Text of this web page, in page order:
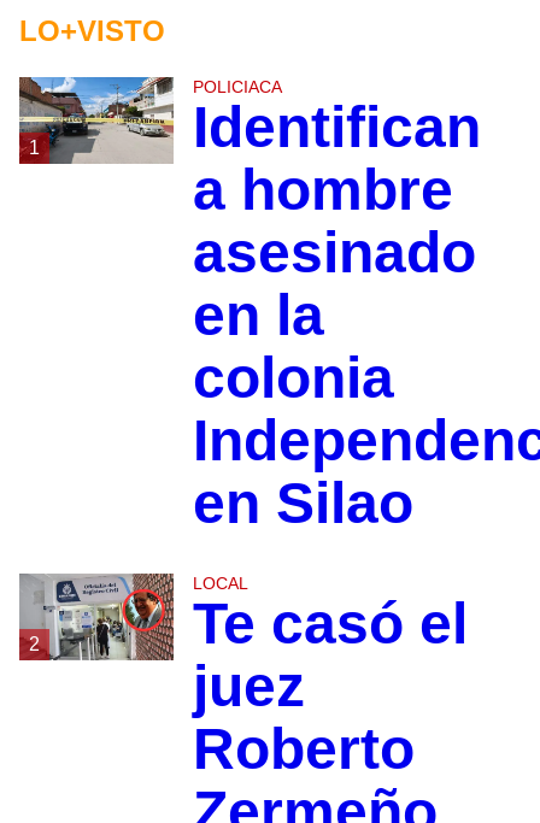
LO+VISTO
1
POLICIACA
Identifican
a hombre
asesinado
en la
colonia
en Silao
2
LOCAL
Te casó el
juez
Roberto